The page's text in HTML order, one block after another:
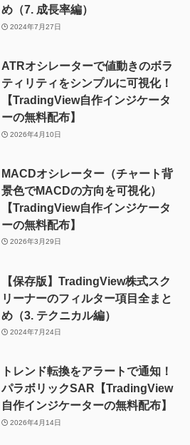
め（7. 成長率編）
2024年7月27日
ATRオシレーターで値動きのボラ
ティリティをシンプルに可視化！
【TradingView自作インジケータ
ーの無料配布】
2026年4月10日
MACDオシレーター（チャート背
景色でMACDの方向を可視化）
【TradingView自作インジケータ
ーの無料配布】
2026年3月29日
【保存版】TradingView株式スク
リーナーのフィルター項目全まと
め（3. テクニカル編）
2024年7月24日
トレンド転換をアラートで通知！
パラボリックSAR【TradingView
自作インジケーターの無料配布】
2026年4月14日